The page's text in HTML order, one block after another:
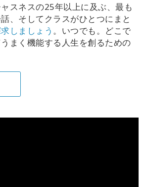
スネスの25年以上に及ぶ、最も
、そしてクラスがひとつにまと
しましょう 。いつでも。どこで
まく機能する人生を創るための